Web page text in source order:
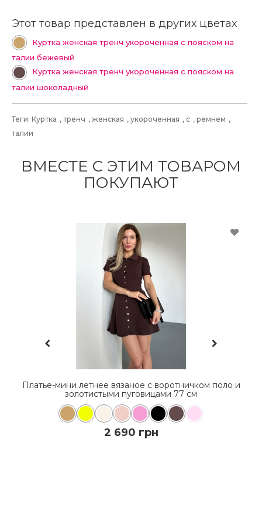
Этот товар представлен в других цветах
Куртка женская тренч укороченная с пояском на
талии бежевый
Куртка женская тренч укороченная с пояском на
талии шоколадный
Теги: Куртка , тренч , женская , укороченная , с , ремнем ,
талии
ВМЕСТЕ С ЭТИМ ТОВАРОМ
ПОКУПАЮТ
Платье-мини летнее вязаное с воротничком поло и
золотистыми пуговицами 77 см
2 690 грн